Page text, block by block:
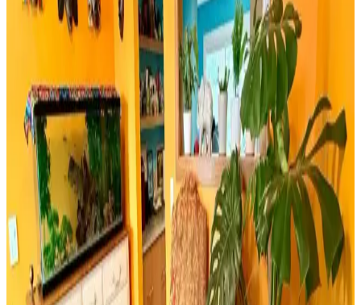
Evesen ve Linadora bambu stor perdelerinin tasarım, dayanıklılık ve
kullanım kolaylığı açısından detaylı karşılaştırması. En uygun
seçeneği belirlemenize yardımcı olur.
Bosch TSM6A011W ve Musullu Kahve Baharat
Öğütücü Karşılaştırması
Bosch TSM6A011W ve Musullu kahve ve baharat öğütücüsü
arasındaki farklar, özellikler ve kullanıcı yorumlarıyla en uygun
seçimi yapmanıza yardımcı olur.
Retro Ahşap Poster Karşılaştırması: Dışarıdan Stres
Getirmek Yasaktır ve Edebiyat Sokağı Setleri
İki farklı retro ahşap poster ürününü karşılaştırıyoruz. Dışarıdan stres
getirmek yasaktır yazılı poster ve edebiyat temalı setler, kalite ve
kullanım açısından detaylı analizlerle ev dekorasyonunuza yeni bir
soluk getiriyor.